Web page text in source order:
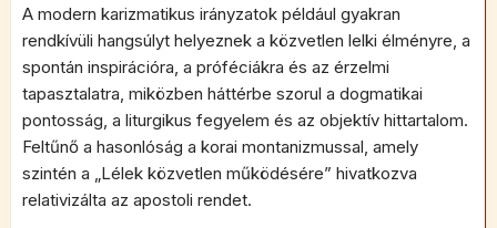
A modern karizmatikus irányzatok például gyakran
rendkívüli hangsúlyt helyeznek a közvetlen lelki élményre, a
spontán inspirációra, a próféciákra és az érzelmi
tapasztalatra, miközben háttérbe szorul a dogmatikai
pontosság, a liturgikus fegyelem és az objektív hittartalom.
Feltűnő a hasonlóság a korai montanizmussal, amely
szintén a „Lélek közvetlen működésére” hivatkozva
relativizálta az apostoli rendet.